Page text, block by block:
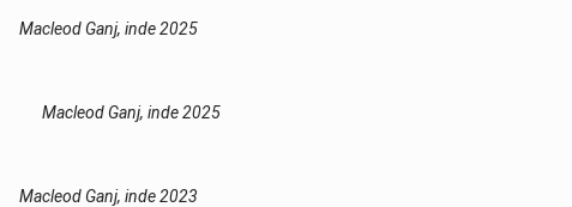
Macleod Ganj, inde 2025
Macleod Ganj, inde 2025
Macleod Ganj, inde 2023